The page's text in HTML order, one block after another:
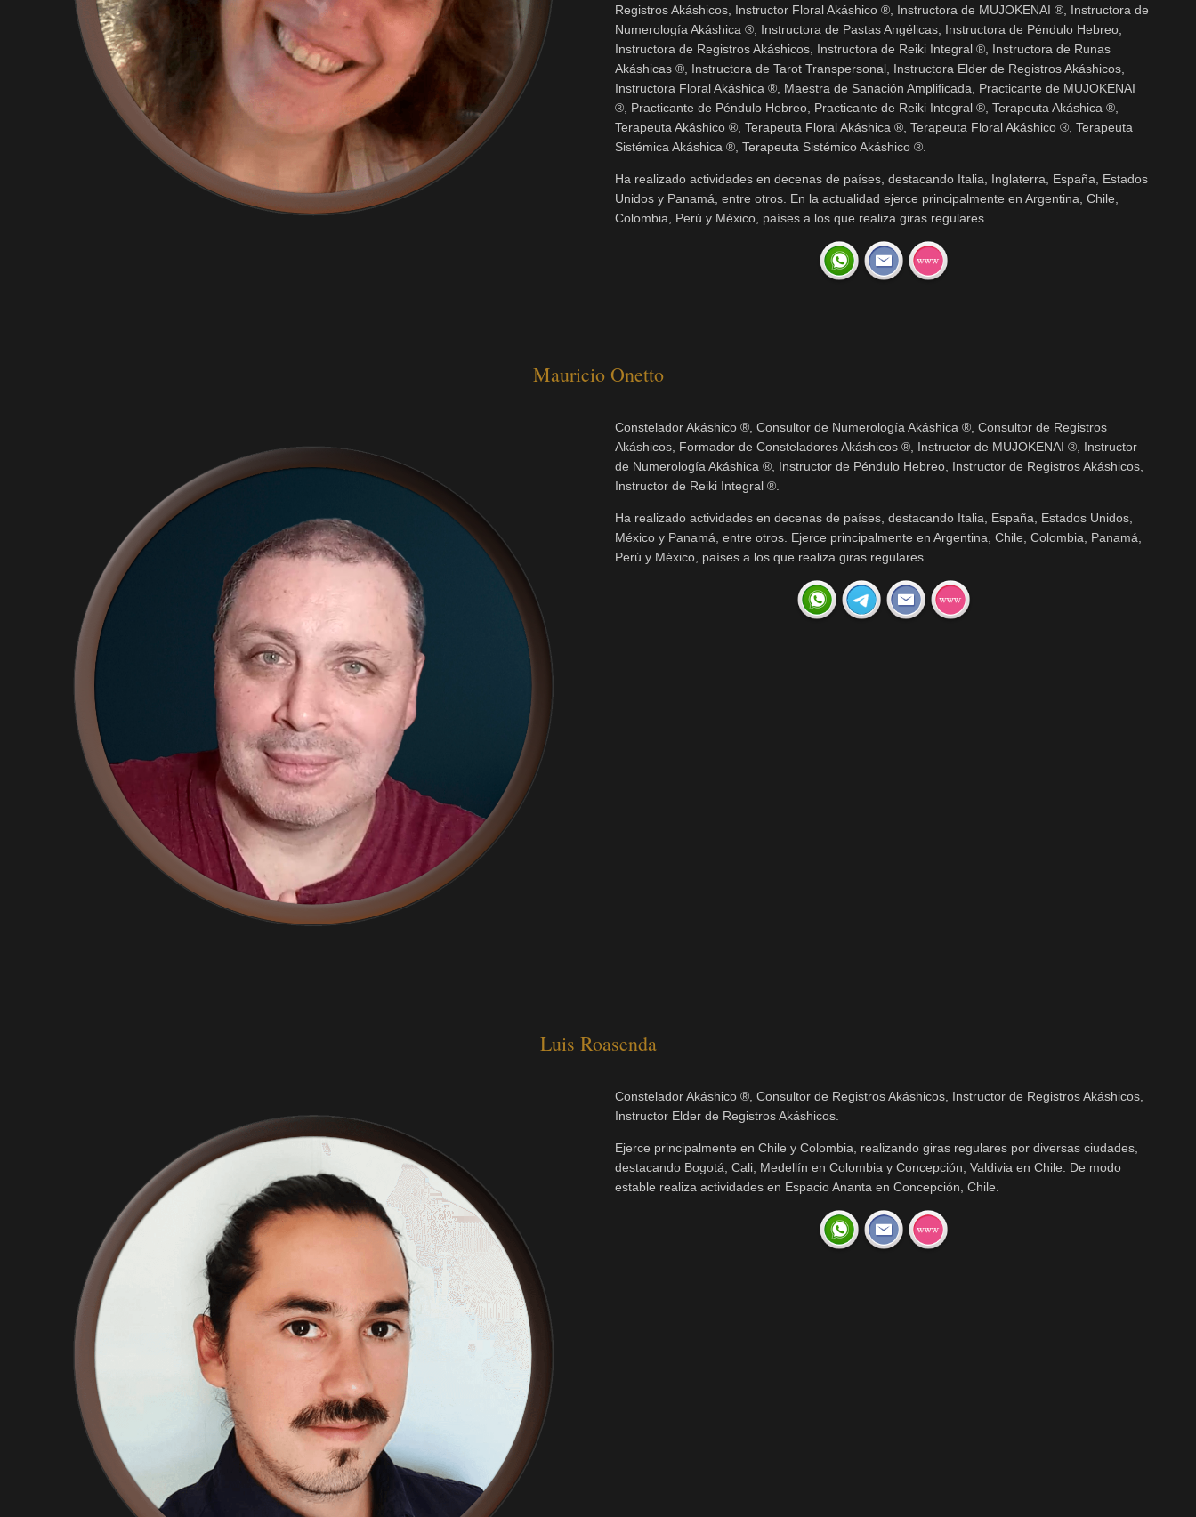
Registros Akáshicos, Instructor Floral Akáshico ®, Instructora de MUJOKENAI ®, Instructora de
Numerología Akáshica ®, Instructora de Pastas Angélicas, Instructora de Péndulo Hebreo,
Instructora de Registros Akáshicos, Instructora de Reiki Integral ®, Instructora de Runas
Akáshicas ®, Instructora de Tarot Transpersonal, Instructora Elder de Registros Akáshicos,
Instructora Floral Akáshica ®, Maestra de Sanación Amplificada, Practicante de MUJOKENAI
®, Practicante de Péndulo Hebreo, Practicante de Reiki Integral ®, Terapeuta Akáshica ®,
Terapeuta Akáshico ®, Terapeuta Floral Akáshica ®, Terapeuta Floral Akáshico ®, Terapeuta
Sistémica Akáshica ®, Terapeuta Sistémico Akáshico ®.
Ha realizado actividades en decenas de países, destacando Italia, Inglaterra, España, Estados
Unidos y Panamá, entre otros. En la actualidad ejerce principalmente en Argentina, Chile,
Colombia, Perú y México, países a los que realiza giras regulares.
Mauricio Onetto
Constelador Akáshico ®, Consultor de Numerología Akáshica ®, Consultor de Registros
Akáshicos, Formador de Consteladores Akáshicos ®, Instructor de MUJOKENAI ®, Instructor
de Numerología Akáshica ®, Instructor de Péndulo Hebreo, Instructor de Registros Akáshicos,
Instructor de Reiki Integral ®.
Ha realizado actividades en decenas de países, destacando Italia, España, Estados Unidos,
México y Panamá, entre otros. Ejerce principalmente en Argentina, Chile, Colombia, Panamá,
Perú y México, países a los que realiza giras regulares.
Luis Roasenda
Constelador Akáshico ®, Consultor de Registros Akáshicos, Instructor de Registros Akáshicos,
Instructor Elder de Registros Akáshicos.
Ejerce principalmente en Chile y Colombia, realizando giras regulares por diversas ciudades,
destacando Bogotá, Cali, Medellín en Colombia y Concepción, Valdivia en Chile. De modo
estable realiza actividades en Espacio Ananta en Concepción, Chile.